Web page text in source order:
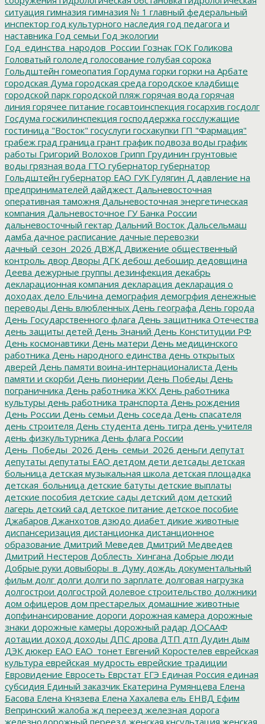
ситуация гимназия гимназия № 1 главный федеральный
инспектор год культурного наследия год педагога и
наставника Год семьи Год экологии
Год_единства_народов_России Гознак ГОК Голикова
Головатый гололед голосование голубая сорока
Гольдштейн гомеопатия Гордума горки горки на Арбате
городская Дума городская среда городское кладбище
городской парк городской пляж горячая вода горячая
линия горячее питание госавтоинспекция госархив госдолг
Госдума госжилинспекция господдержка госслужащие
гостиница "Восток" госуслуги госхакупки ГП "Фармация"
грабеж град граница грант график подвоза воды график
работы Григорий Волохов Грипп Грудинин грунтовые
воды грязная вода ГТО губернатор губернатор
Гольдштейн губернатор ЕАО ГУК Гулягин Д давление на
предпринимателей дайджест Дальневосточная
оперативная таможня Дальневосточная энергетическая
компания Дальневосточное ГУ Банка России
дальневосточный гектар Дальний Восток Дальсельмаш
дамба дачное расписание дачные перевозки
дачный_сезон_2026 ДВЖД Движение общественный
контроль двор Дворы ДГК дебош дебошир дедовщина
Деева дежурные группы дезинфекция декабрь
декларационная компания декларация декларация о
доходах дело Ельчина демография демогрфия денежные
переводы День влюбленных День географа День города
День Государственного флага День защитника Отечества
день защиты детей День Знаний День Конституции РФ
День космонавтики День матери День медицинского
работника День народного единства день открытых
дверей День памяти воина-интернационалиста День
памяти и скорби День пионерии День Победы День
пограничника День работника ЖКХ День работника
культуры день работника транспорта День рождения
День России День семьи День соседа День спасателя
день строителя День студента день тигра день учителя
день физкультурника День флага России
День_Победы_2026 День_семьи_2026 деньги депутат
депутаты депутаты ЕАО детдом дети детсады детская
больница детская музыкальная школа детская площадка
детская_больница детские батуты детские выплаты
детские пособия детские сады детский дом детский
лагерь детский сад детское питание детское пособие
Джабаров Джанхотов дзюдо диабет дикие животные
диспансеризация дистанционка дистанционное
образование Дмитрий Меведев Дмитрий Медведев
Дмитрий Нестеров Доблесть_Хингана Добрые люди
Добрые руки довыборы_в_Думу дождь документальный
фильм долг долги долги по зарплате долговая нагрузка
долгострои долгострой долевое строительство должники
дом офицеров дом престарелых домашние животные
допфинансирование дороги дорожная камера дорожные
знаки дорожные камеры дорожный радар ДОСААФ
дотации доход доходы ДПС дрова ДТП дтп Дудин дым
ДЭК дюкер ЕАО ЕАО_тонет Евгений Коростелев еврейская
культура еврейская_мудрость еврейские традиции
Евровидение Евросеть Еврстат ЕГЭ Единая Россия единая
субсидия Единый заказчик Екатерина Румянцева Елена
Басова Елена Князева Елена Хахалева ель ЕНВД Ефим
Вепринский жалоба жд переезд железная дорога
железнодорожный переезд женская кнсультация женская